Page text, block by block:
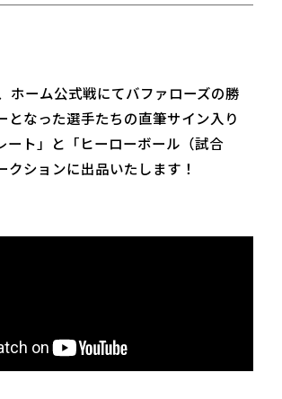
ホーム公式戦にてバファローズの勝
となった選手たちの直筆サイン入り
ート」と「ヒーローボール（試合
クションに出品いたします！